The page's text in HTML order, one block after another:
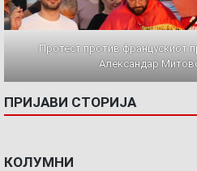
Протест против францускиот
Александар
ПРИЈАВИ СТОРИЈА
КОЛУМНИ